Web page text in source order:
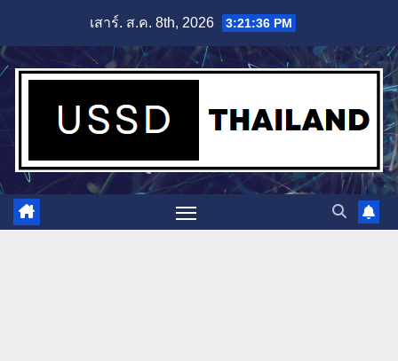
content
เสาร์. ส.ค. 8th, 2026 3:21:37 PM